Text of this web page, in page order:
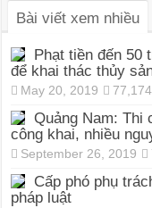
Bài viết xem nhiều
Phạt tiền đến 50
để khai thác thủy
May 20, 2019 77,174
Quảng Nam: Thi
công khai, nhiều
September 26, 2019
Cấp phó phụ
pháp luật